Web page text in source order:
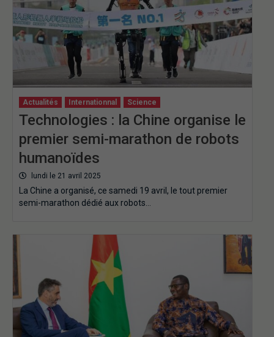
Actualités Internationnal Science
Technologies : la Chine organise le
premier semi-marathon de robots
humanoïdes
lundi le 21 avril 2025
La Chine a organisé, ce samedi 19 avril, le tout premier
semi-marathon dédié aux robots…